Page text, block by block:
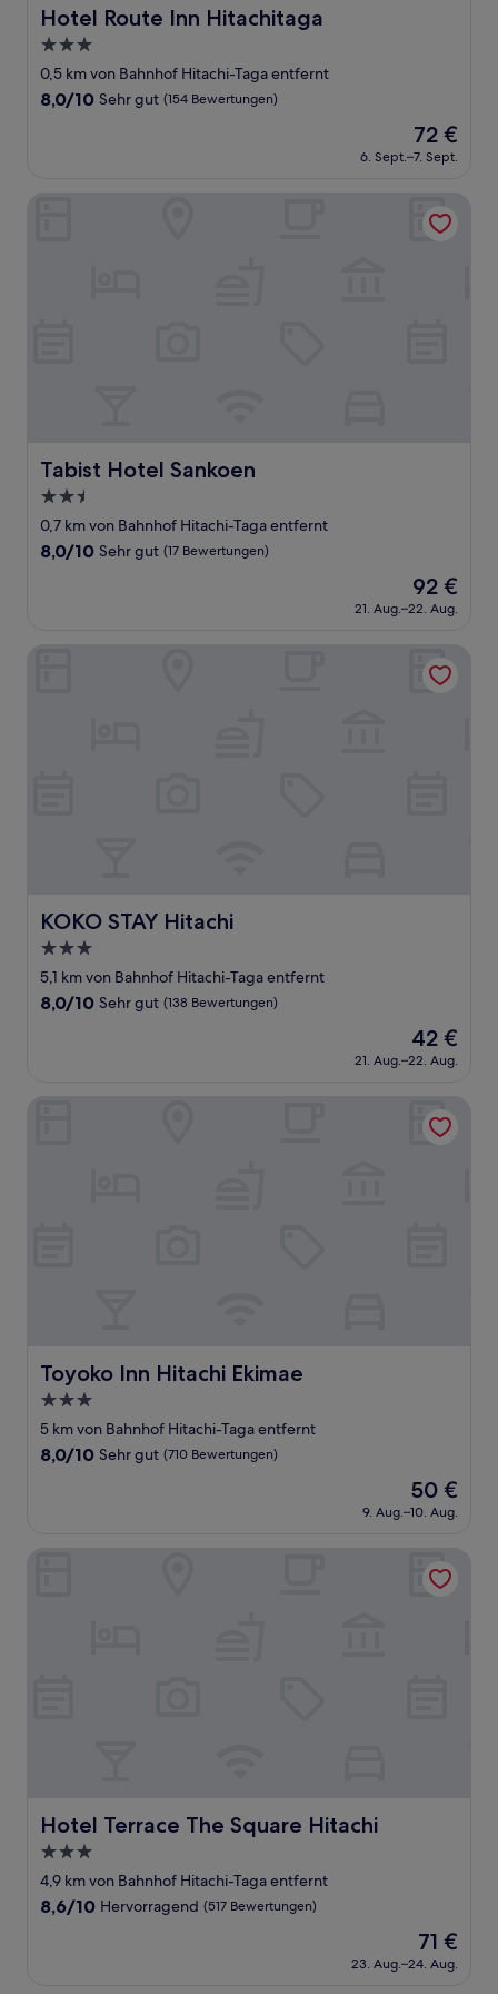
Hotel Route Inn Hitachitaga
Hotel Route Inn Hitachitaga
3.0-
Sterne-
Unterkunft
0,5 km von Bahnhof Hitachi-Taga entfernt
8.0
(154
8,0/10 Sehr gut (154 Bewertungen)
Der
Preis
beträgt
72 €
6. Sept.–7. Sept.
Tabist Hotel Sankoen
Tabist Hotel Sankoen
2.5-
Sterne-
Unterkunft
0,7 km von Bahnhof Hitachi-Taga entfernt
8.0
(17
8,0/10 Sehr gut (17 Bewertungen)
Der
Preis
beträgt
92 €
21. Aug.–22. Aug.
KOKO STAY Hitachi
KOKO STAY Hitachi
3.0-
Sterne-
Unterkunft
5,1 km von Bahnhof Hitachi-Taga entfernt
8.0
(138
8,0/10 Sehr gut (138 Bewertungen)
Der
Preis
beträgt
42 €
21. Aug.–22. Aug.
Toyoko Inn Hitachi Ekimae
Toyoko Inn Hitachi Ekimae
3.0-
Sterne-
Unterkunft
5 km von Bahnhof Hitachi-Taga entfernt
8.0
(710
8,0/10 Sehr gut (710 Bewertungen)
Der
Preis
beträgt
50 €
9. Aug.–10. Aug.
Hotel Terrace The Square Hitachi
Hotel Terrace The Square Hitachi
3.0-
Sterne-
Unterkunft
4,9 km von Bahnhof Hitachi-Taga entfernt
8.6
8,6/10 Hervorragend (517 Bewertungen)
Der
Preis
beträgt
71 €
23. Aug.–24. Aug.